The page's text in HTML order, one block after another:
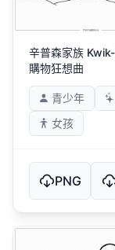
辛普森家族
購物狂想曲
青少年
女孩
PNG